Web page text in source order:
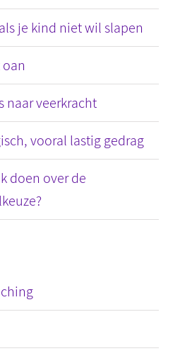
je kind niet wil slapen
naar veerkracht
vooral lastig gedrag
doen over de